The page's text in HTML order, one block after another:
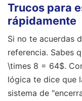
Trucos para
rápidamente
Si no te acuerdas
referencia. Sabes
\times 8 = 64$.
lógica te dice que
sistema de